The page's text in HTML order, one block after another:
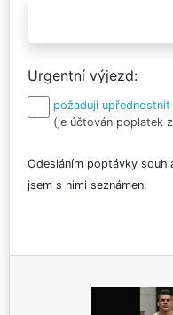
Urgentní výjezd
požaduji
(je účtován poplatek
Odesláním poptávky
jsem s nimi seznámen.